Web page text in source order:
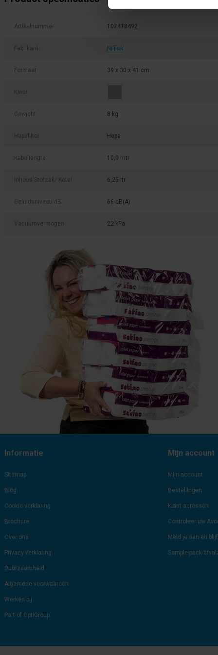
Artikelnummer 107418492
Fabrikant: Nilfisk
Formaat 39 x 30 x 41 cm
Kleur
Gewicht 8 kg
Hepafilter Hepa
Kabellengte 10,0 mtr
Inhoud Stofzak/ Ketel 6,25 ltr
Geluidsniveau dB 66 dB(A)
Vacuümvermogen 22 kPa
Informatie
Sitemap
Blog
Cookie verklaring
Brochure
Over ons
Privacy verklaring
Duurzaamheid
Algemene voorwaarden
Werken bij
Part of OptiGroup
Mijn account
Mijn account
Bestellingen
Klant adressen
Controleer uw
Meld je aan en
Sample-pack-